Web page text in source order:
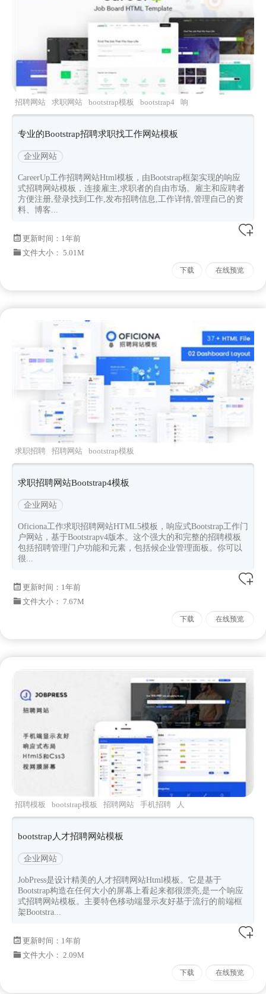
招聘网站 求职网站 bootstrap模板 bootstrap4
响
应式模板
专业的Bootstrap招聘求职找工作网站模板
企业网站
CareerUp工作招聘网站Html模板，由Bootstrap框架实现的响应
式招聘网站模板，连接雇主,求职者的自由市场。雇主和应聘者
方便注册,登录找到工作,发布招聘信息,工作详情,管理自己的资
料、博客...
更新时间： 1年前
文件大小： 5.01M
下载 在线预览
求职招聘 招聘网站
bootstrap模板
求职招聘网站Bootstrap4模板
企业网站
Oficiona工作求职招聘网站HTML5模板，响应式Bootstrap工作门
户网站，基于Bootstrapv4版本。这个强大的和完整的招聘模板
包括招聘管理门户功能和元素，包括候企业管理面板。你可以
很...
更新时间： 1年前
文件大小： 7.67M
下载 在线预览
招聘模板 bootstrap模板 招聘网站 手机招聘
人
才招聘
bootstrap人才招聘网站模板
企业网站
JobPress是设计精美的人才招聘网站Html模板。它是基于
Bootstrap构造在任何大小的屏幕上看起来都很漂亮,是一个响应
式招聘网站模板。主要特色移动端显示友好基于流行的前端框
架Bootstra...
更新时间： 1年前
文件大小： 2.09M
下载 在线预览